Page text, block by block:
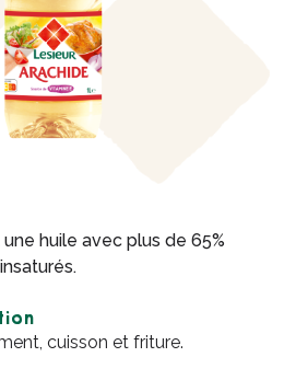
huile avec plus de 65%
cuisson et friture.